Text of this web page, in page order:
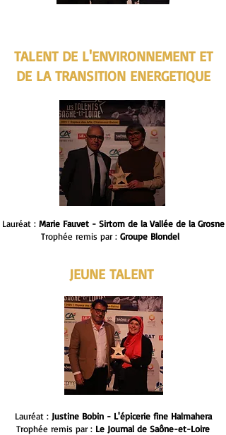
TALENT DE L'ENVIRONNEMENT ET
DE LA TRANSITION ENERGETIQUE
Lauréat :Marie Fauvet - Sirtom de la Vallée de la Grosne
Trophée remis par : Groupe Blondel
JEUNE TALENT
Lauréat : Justine Bobin - L'épicerie fine Halmahera
Trophée remis par : Le Journal de Saône-et-Loire